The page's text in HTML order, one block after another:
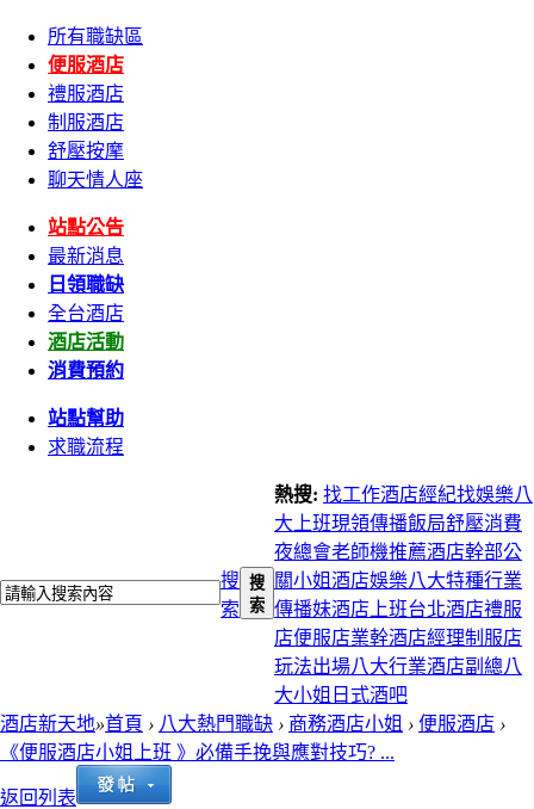
所有職缺區
便服酒店
禮服酒店
制服酒店
舒壓按摩
聊天情人座
站點公告
最新消息
日領職缺
全台酒店
酒店活動
消費預約
站點幫助
求職流程
搜
索
搜
索
熱搜: 找工作酒店經紀找娛樂八
大上班現領傳播飯局舒壓消費
夜總會老師機推薦酒店幹部公
關小姐酒店娛樂八大特種行業
傳播妹酒店上班台北酒店禮服
店便服店業幹酒店經理制服店
玩法出場八大行業酒店副總八
大小姐 日式酒吧
酒店新天地»首頁 › 八大熱門職缺 › 商務酒店小姐 › 便服酒店 ›
《便服酒店小姐上班 》必備手挽與應對技巧? ...
返回列表